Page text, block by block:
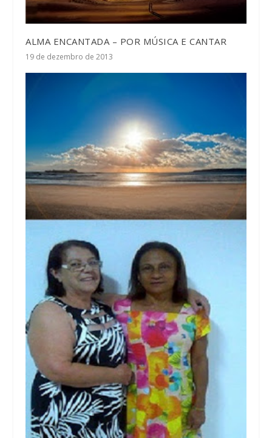
ALMA ENCANTADA – POR MÚSICA E CANTAR
19 de dezembro de 2013